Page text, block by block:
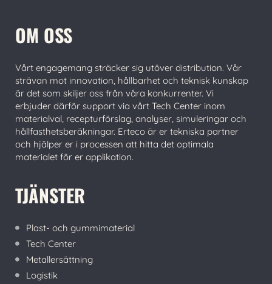
OM OSS
Vårt engagemang sträcker sig utöver distribution. Vår
strävan mot innovation, hållbarhet och teknisk kunskap
är det som skiljer oss från våra konkurrenter. Vi
erbjuder därför support via vårt Tech Center inom
materialval, recepturförslag, analyser, simuleringar och
hållfasthetsberäkningar. Erteco är er tekniska partner
och hjälper er i processen att hitta det optimala
materialet för er applikation.
TJÄNSTER
Plast- och gummimaterial
Tech Center
Metallersättning
Logistik